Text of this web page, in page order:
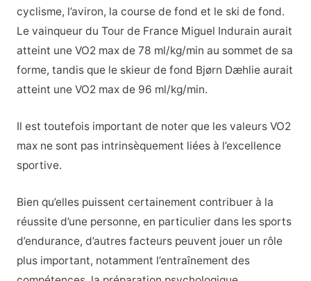
cyclisme, l’aviron, la course de fond et le ski de fond.
Le vainqueur du Tour de France Miguel Indurain aurait
atteint une VO2 max de 78 ml/kg/min au sommet de sa
forme, tandis que le skieur de fond Bjørn Dæhlie aurait
atteint une VO2 max de 96 ml/kg/min.
Il est toutefois important de noter que les valeurs VO2
max ne sont pas intrinsèquement liées à l’excellence
sportive.
Bien qu’elles puissent certainement contribuer à la
réussite d’une personne, en particulier dans les sports
d’endurance, d’autres facteurs peuvent jouer un rôle
plus important, notamment l’entraînement des